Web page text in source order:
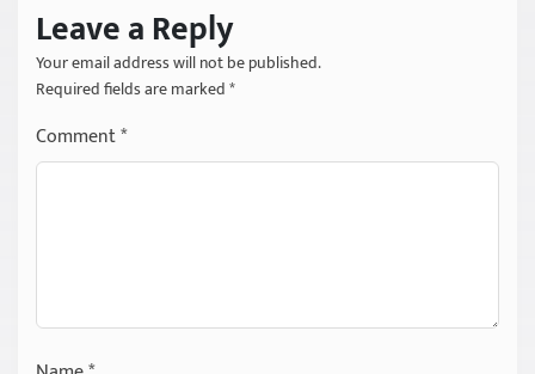
Leave a Reply
Your email address will not be published.
Required fields are marked*
Comment*